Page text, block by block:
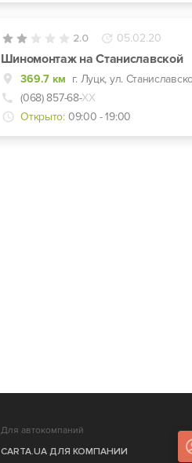
2.0 05.02.20
Шиномонтаж на Станиславской
369.7 км г. Луцк, ул.
(068) 857-68-ХХ
Открыто: 09:00 - 19:00
Для автокомпаний
CARTA.UA ДЛЯ КОМПАНИИ